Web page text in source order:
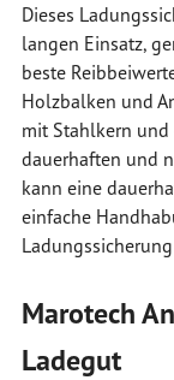
Dieses
langen Einsatz,
beste
Holzbalken und
mit Stahlkern und
dauerhaften und
kann eine
einfache
Marotech
Ladegut